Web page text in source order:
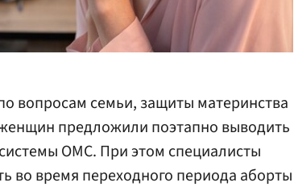
вопросам семьи, защиты материнства
предложили поэтапно выводить
ОМС. При этом специалисты
во время переходного периода аборты